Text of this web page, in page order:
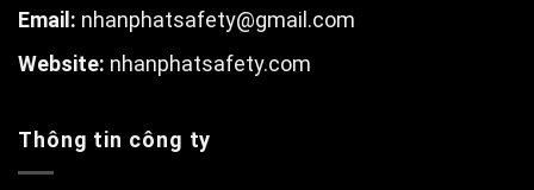
Email: nhanphatsafety@gmail.com
Website: nhanphatsafety.com
Thông tin công ty